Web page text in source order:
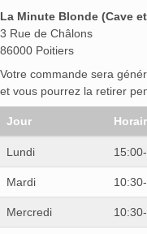
La Minute Blonde (Cave
3 Rue de Châlons
86000 Poitiers
Votre commande sera
et vous pourrez la retirer
Jour
Lundi
Mardi
Mercredi